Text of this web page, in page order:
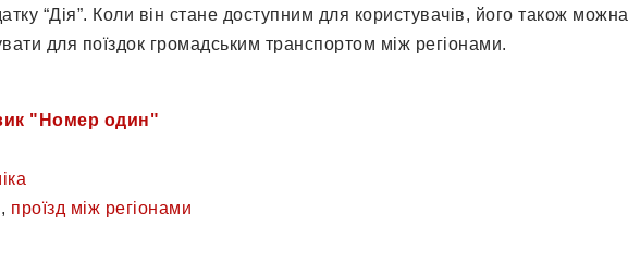
“Дія”. Коли він стане доступним для користувачів, його також можна
для поїздок громадським транспортом між регіонами.
"Номер один"
, проїзд між регіонами